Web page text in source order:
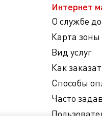
Интернет
О службе
Карта
Вид услуг
Как
Способы
Часто